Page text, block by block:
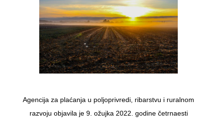
Agencija za plaćanja u poljoprivredi, ribarstvu i ruralnom
razvoju objavila je 9. ožujka 2022. godine četrnaesti